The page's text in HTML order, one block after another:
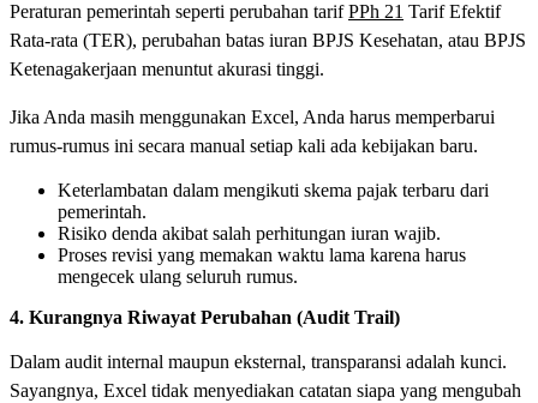
Peraturan pemerintah seperti perubahan tarifPPh 21 Tarif Efektif
Rata-rata (TER), perubahan batas iuran BPJS Kesehatan, atau BPJS
Ketenagakerjaan menuntut akurasi tinggi.
Jika Anda masih menggunakan Excel, Anda harus memperbarui
rumus-rumus ini secara manual setiap kali ada kebijakan baru.
Keterlambatan dalam mengikuti skema pajak terbaru dari
pemerintah.
Risiko denda akibat salah perhitungan iuran wajib.
Proses revisi yang memakan waktu lama karena harus
mengecek ulang seluruh rumus.
4. Kurangnya Riwayat Perubahan (Audit Trail)
Dalam audit internal maupun eksternal, transparansi adalah kunci.
Sayangnya, Excel tidak menyediakan catatan siapa yang mengubah